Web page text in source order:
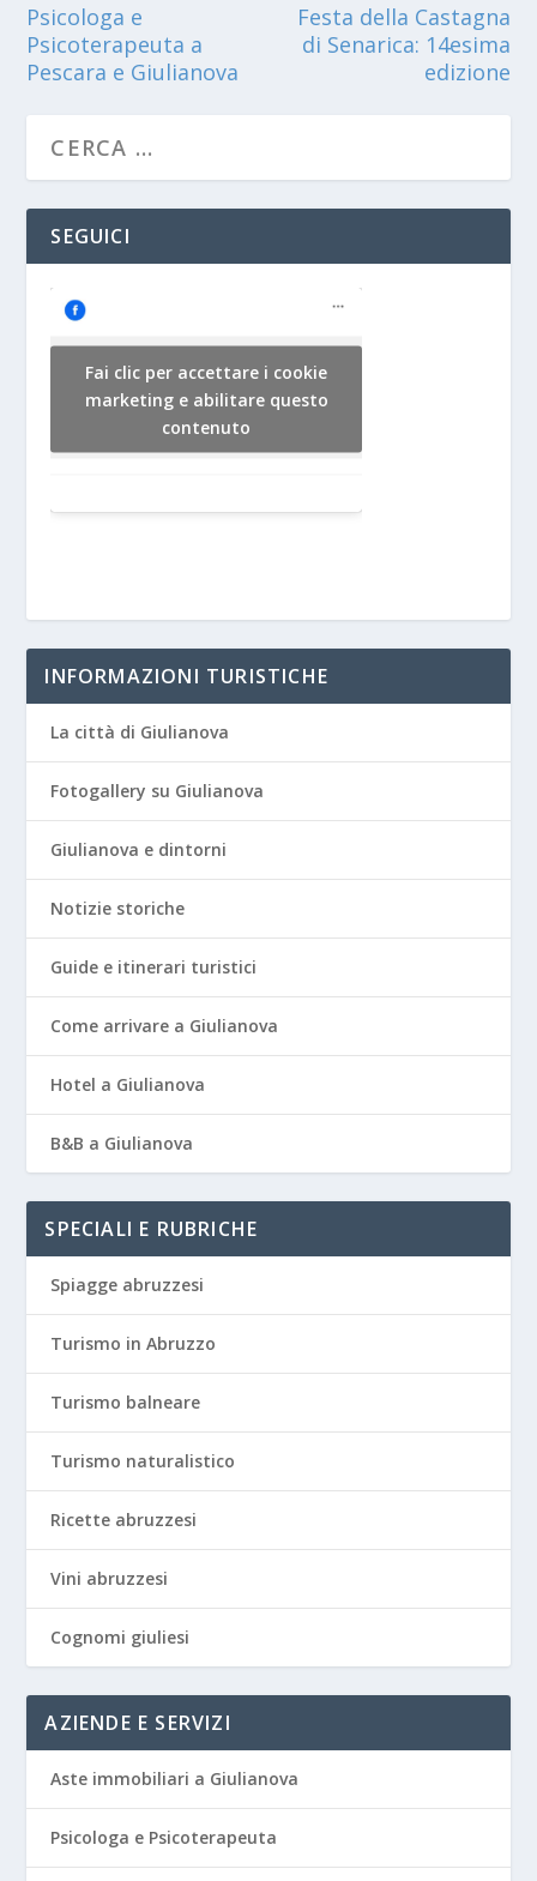
Psicologa e
Psicoterapeuta a
Pescara e Giulianova
Festa della Castagna
di Senarica: 14esima
edizione
SEGUICI
Fai clic per accettare i cookie
marketing e abilitare questo
contenuto
INFORMAZIONI TURISTICHE
La città di Giulianova
Fotogallery su Giulianova
Giulianova e dintorni
Notizie storiche
Guide e itinerari turistici
Come arrivare a Giulianova
Hotel a Giulianova
B&B a Giulianova
SPECIALI E RUBRICHE
Spiagge abruzzesi
Turismo in Abruzzo
Turismo balneare
Turismo naturalistico
Ricette abruzzesi
Vini abruzzesi
Cognomi giuliesi
AZIENDE E SERVIZI
Aste immobiliari a Giulianova
Psicologa e Psicoterapeuta